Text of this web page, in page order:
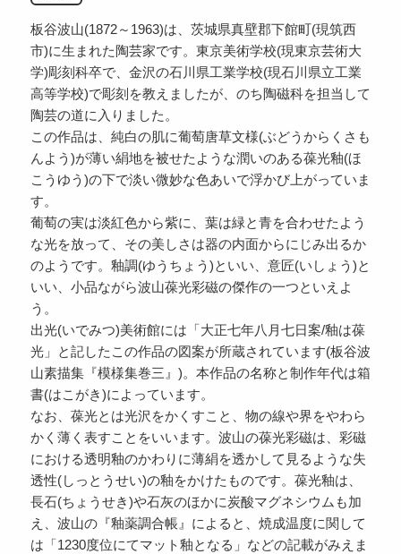
板谷波山(1872～1963)は、茨城県真壁郡下館町(現筑西
市)に生まれた陶芸家です。東京美術学校(現東京芸術大
学)彫刻科卒で、金沢の石川県工業学校(現石川県立工業
高等学校)で彫刻を教えましたが、のち陶磁科を担当して
陶芸の道に入りました。
この作品は、純白の肌に葡萄唐草文様(ぶどうからくさも
んよう)が薄い絹地を被せたような潤いのある葆光釉(ほ
こうゆう)の下で淡い微妙な色あいで浮かび上がっていま
す。
葡萄の実は淡紅色から紫に、葉は緑と青を合わせたよう
な光を放って、その美しさは器の内面からにじみ出るか
のようです。釉調(ゆうちょう)といい、意匠(いしょう)と
いい、小品ながら波山葆光彩磁の傑作の一つといえよ
う。
出光(いでみつ)美術館には「大正七年八月七日案/釉は葆
光」と記したこの作品の図案が所蔵されています(板谷波
山素描集『模様集巻三』)。本作品の名称と制作年代は箱
書(はこがき)によっています。
なお、葆光とは光沢をかくすこと、物の線や界をやわら
かく薄く表すことをいいます。波山の葆光彩磁は、彩磁
における透明釉のかわりに薄絹を透かして見るような失
透性(しっとうせい)の釉をかけたものです。葆光釉は、
長石(ちょうせき)や石灰のほかに炭酸マグネシウムも加
え、波山の『釉薬調合帳』によると、焼成温度に関して
は「1230度位にてマット釉となる」などの記載がみえま